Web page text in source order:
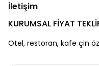
İletişim
KURUMSAL FİYAT
Otel, restoran, kafe çin